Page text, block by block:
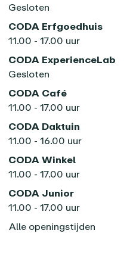
Gesloten
CODA Erfgoedhuis
11.00 - 17.00 uur
CODA ExperienceLab
Gesloten
CODA Café
11.00 - 17.00 uur
CODA Daktuin
11.00 - 16.00 uur
CODA Winkel
11.00 - 17.00 uur
CODA Junior
11.00 - 17.00 uur
Alle openingstijden